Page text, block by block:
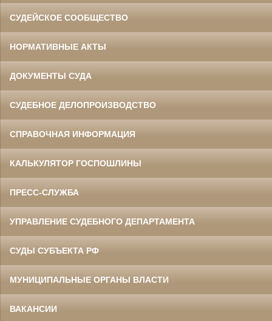
СУДЕЙСКОЕ СООБЩЕСТВО
НОРМАТИВНЫЕ АКТЫ
ДОКУМЕНТЫ СУДА
СУДЕБНОЕ ДЕЛОПРОИЗВОДСТВО
СПРАВОЧНАЯ ИНФОРМАЦИЯ
КАЛЬКУЛЯТОР ГОСПОШЛИНЫ
ПРЕСС-СЛУЖБА
УПРАВЛЕНИЕ СУДЕБНОГО ДЕПАРТАМЕНТА
СУДЫ СУБЪЕКТА РФ
МУНИЦИПАЛЬНЫЕ ОРГАНЫ ВЛАСТИ
ВАКАНСИИ